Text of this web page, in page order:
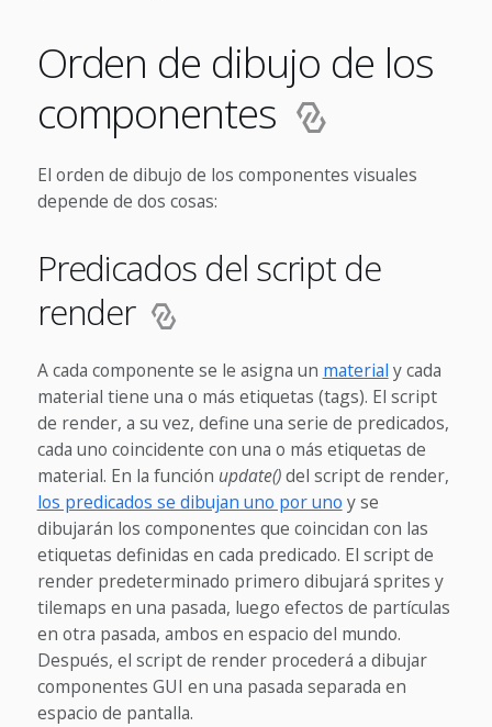
Orden de dibujo de los
componentes
El orden de dibujo de los componentes visuales
depende de dos cosas:
Predicados del script de
render
A cada componente se le asigna un material y cada
material tiene una o más etiquetas (tags). El script
de render, a su vez, define una serie de predicados,
cada uno coincidente con una o más etiquetas de
material. En la función update()del script de render,
los predicados se dibujan uno por uno y se
dibujarán los componentes que coincidan con las
etiquetas definidas en cada predicado. El script de
render predeterminado primero dibujará sprites y
tilemaps en una pasada, luego efectos de partículas
en otra pasada, ambos en espacio del mundo.
Después, el script de render procederá a dibujar
componentes GUI en una pasada separada en
espacio de pantalla.